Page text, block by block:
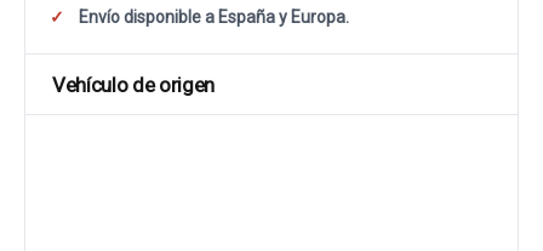
Envío disponible a España y Europa.
Vehículo de origen